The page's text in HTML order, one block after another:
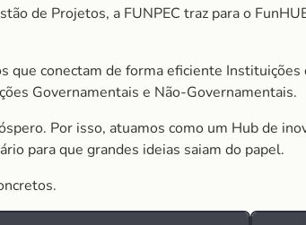
de Projetos, a FUNPEC traz para o
conectam de forma eficiente Instituições
Governamentais e Não-Governamentais.
Por isso, atuamos como um Hub de
para que grandes ideias saiam do papel.